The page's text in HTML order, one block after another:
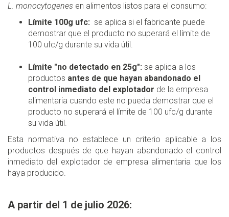
L. monocytogenes en alimentos listos para el consumo:
Límite 100g ufc: se aplica si el fabricante puede
demostrar que el producto no superará el límite de
100 ufc/g durante su vida útil.
Límite "no detectado en 25g": se aplica a los
productos antes de que hayan abandonado el
control inmediato del explotador de la empresa
alimentaria cuando este no pueda demostrar que el
producto no superará el límite de 100 ufc/g durante
su vida útil.
Esta normativa no establece un criterio aplicable a los
productos después de que hayan abandonado el control
inmediato del explotador de empresa alimentaria que los
haya producido.
A partir del 1 de julio 2026: